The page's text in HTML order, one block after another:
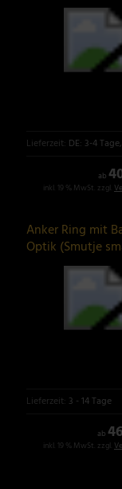
Lieferzeit: DE: 3-4
ab
inkl. 19 % MwSt. zzgl.
Anker Ring mit
Optik (Smutje
oder ohne Tau
Lieferzeit: 3 - 14 Tage
ab
inkl. 19 % MwSt. zzgl.